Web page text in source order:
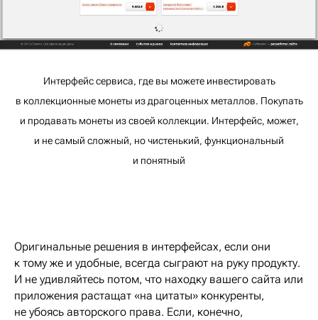
Интерфейс сервиса, где вы можете инвестировать
в коллекционные монеты из драгоценных металлов. Покупать
и продавать монеты из своей коллекции. Интерфейс, может,
и не самый сложный, но чистенький, функциональный
и понятный
Оригинальные решения в интерфейсах, если они
к тому же и удобные, всегда сыграют на руку продукту.
И не удивляйтесь потом, что находку вашего сайта или
приложения растащат «на цитаты» конкуренты,
не убоясь авторского права. Если, конечно,